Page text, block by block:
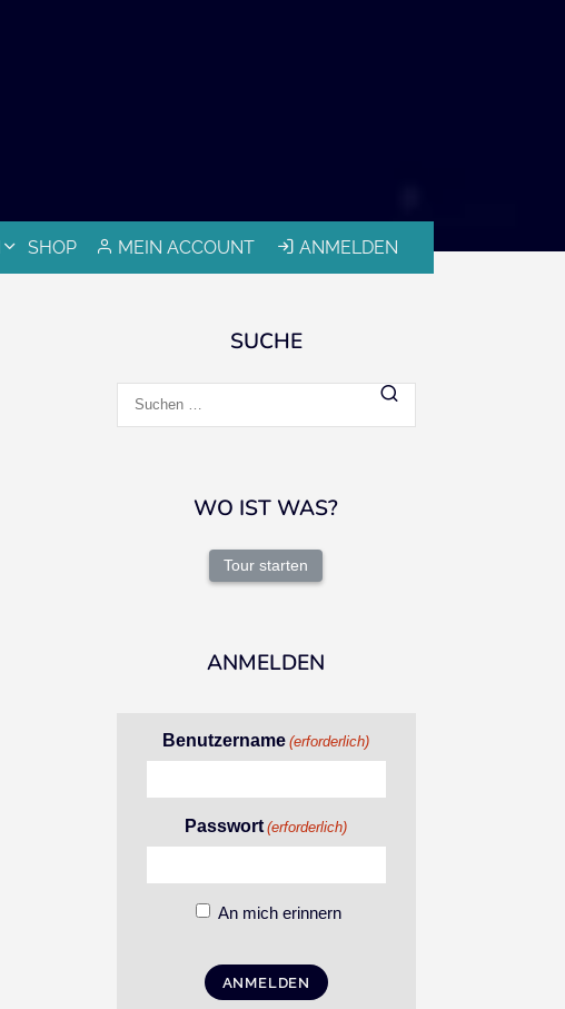
MEIN ACCOUNT ANMELDEN
SHOP
SUCHE
nach:
WO IST WAS?
Tour starten
ANMELDEN
Benutzername (erforderlich)
Passwort (erforderlich)
An mich erinnern